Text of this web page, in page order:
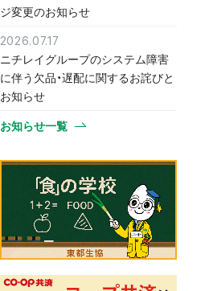
ジ変更のお知らせ
2026.07.17
ニチレイグループのシステム障害
に伴う欠品・遅配に関するお詫びと
お知らせ
お知らせ一覧